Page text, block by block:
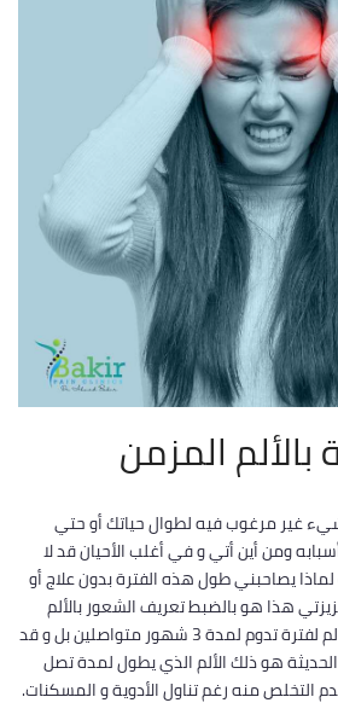
بالألم المزمن
غير مرغوب فيه لطوال حياتك أو حتي
ومن أين أتي و في أغلب الأحيان قد لا
يصاحبني طول هذه الفترة بدون علاج أو
هذا هو بالضبط تعريف الشعور بالألم
المزمن هو ذلك الشعور بالألم لفترة تدوم لمدة 3 شهور متواصلين بل و قد
هو ذلك الألم الذي يطول لمدة تصل